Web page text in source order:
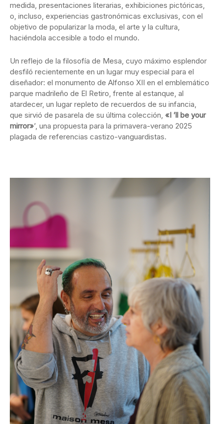
medida, presentaciones literarias, exhibiciones pictóricas,
o, incluso, experiencias gastronómicas exclusivas, con el
objetivo de popularizar la moda, el arte y la cultura,
haciéndola accesible a todo el mundo.
Un reflejo de la filosofía de Mesa, cuyo máximo esplendor
desfiló recientemente en un lugar muy especial para el
diseñador: el monumento de Alfonso XII en el emblemático
parque madrileño de El Retiro, frente al estanque, al
atardecer, un lugar repleto de recuerdos de su infancia,
que sirvió de pasarela de su última colección, «I ’ll be your
mirror»’, una propuesta para la primavera-verano 2025
plagada de referencias castizo-vanguardistas.